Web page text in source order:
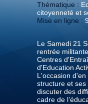
Thématique :
citoyenneté et
Mise en ligne :
Le Samedi 21
rentrée
Centres
d'Education
L'occasion
structure et
discuter des
cadre de